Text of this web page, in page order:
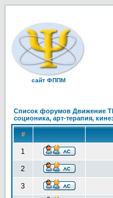
сайт ФППМ
Список форумов Движение
соционика, арт-терапия,
#
1
2
3